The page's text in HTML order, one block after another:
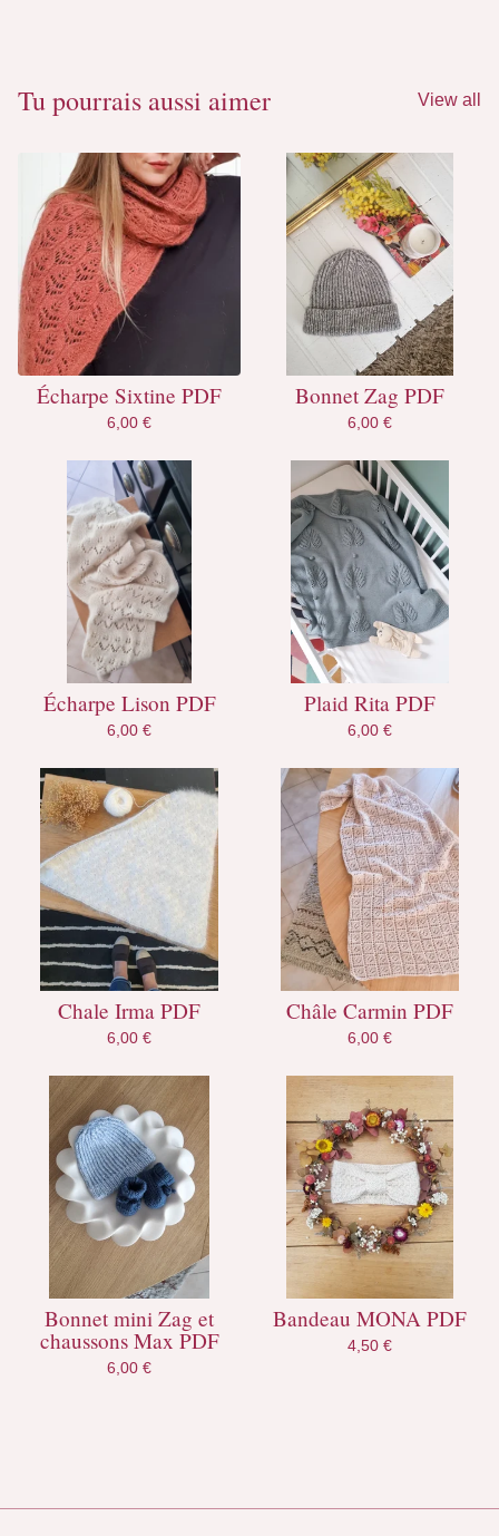
Tu pourrais aussi aimer View all
Écharpe Sixtine PDF
6,00 €
Bonnet Zag PDF
6,00 €
Écharpe Lison PDF
6,00 €
Plaid Rita PDF
6,00 €
Chale Irma PDF
6,00 €
Châle Carmin PDF
6,00 €
Bonnet mini Zag et
chaussons Max PDF
6,00 €
Bandeau MONA PDF
4,50 €